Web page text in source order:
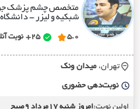
متخصص چشم پزشک
شبکیه و لیزر -
5.0
25+ نوبت
تهران، ميدان ونک
نوبت‌دهی حضوری